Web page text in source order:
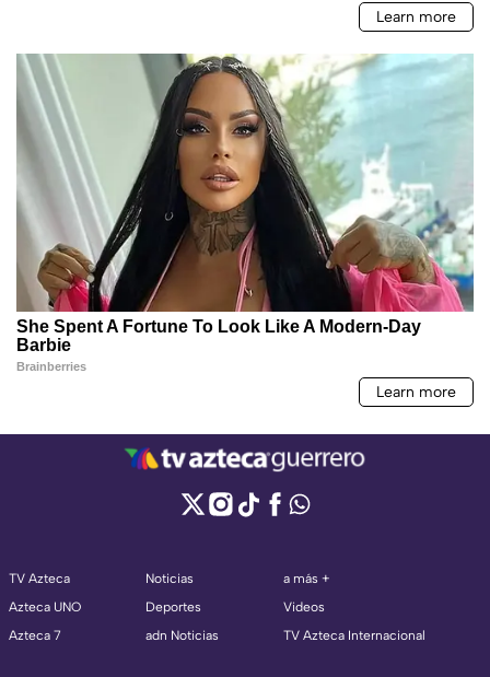
TV Azteca
Azteca UNO
Azteca 7
Noticias
Deportes
adn Noticias
a más +
Videos
TV Azteca Internacional